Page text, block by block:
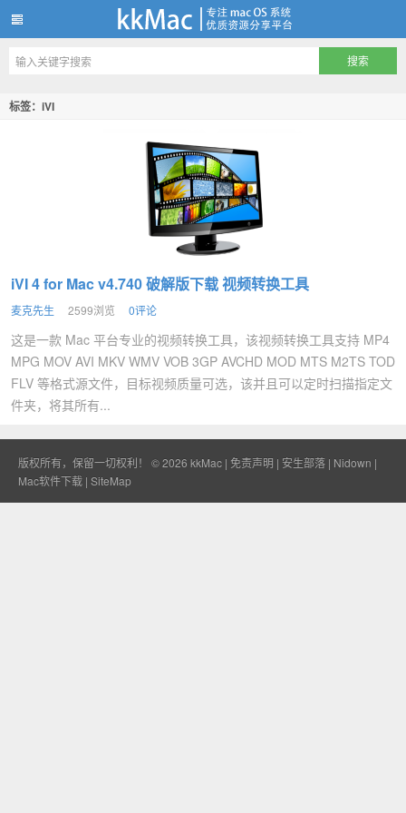
kkMac
标签：iVI
iVI 4 for Mac v4.740 破解版下载 视频转换工具
麦克先生 2599浏览 0评论
这是一款 Mac 平台专业的视频转换工具，该视频转换工具支持 MP4
MPG MOV AVI MKV WMV VOB 3GP AVCHD MOD MTS M2TS TOD
FLV 等格式源文件，目标视频质量可选，该并且可以定时扫描指定文
件夹，将其所有...
版权所有，保留一切权利！ © 2026 kkMac | 免责声明 | 安生部落 | Nidown |
Mac软件下载 | SiteMap